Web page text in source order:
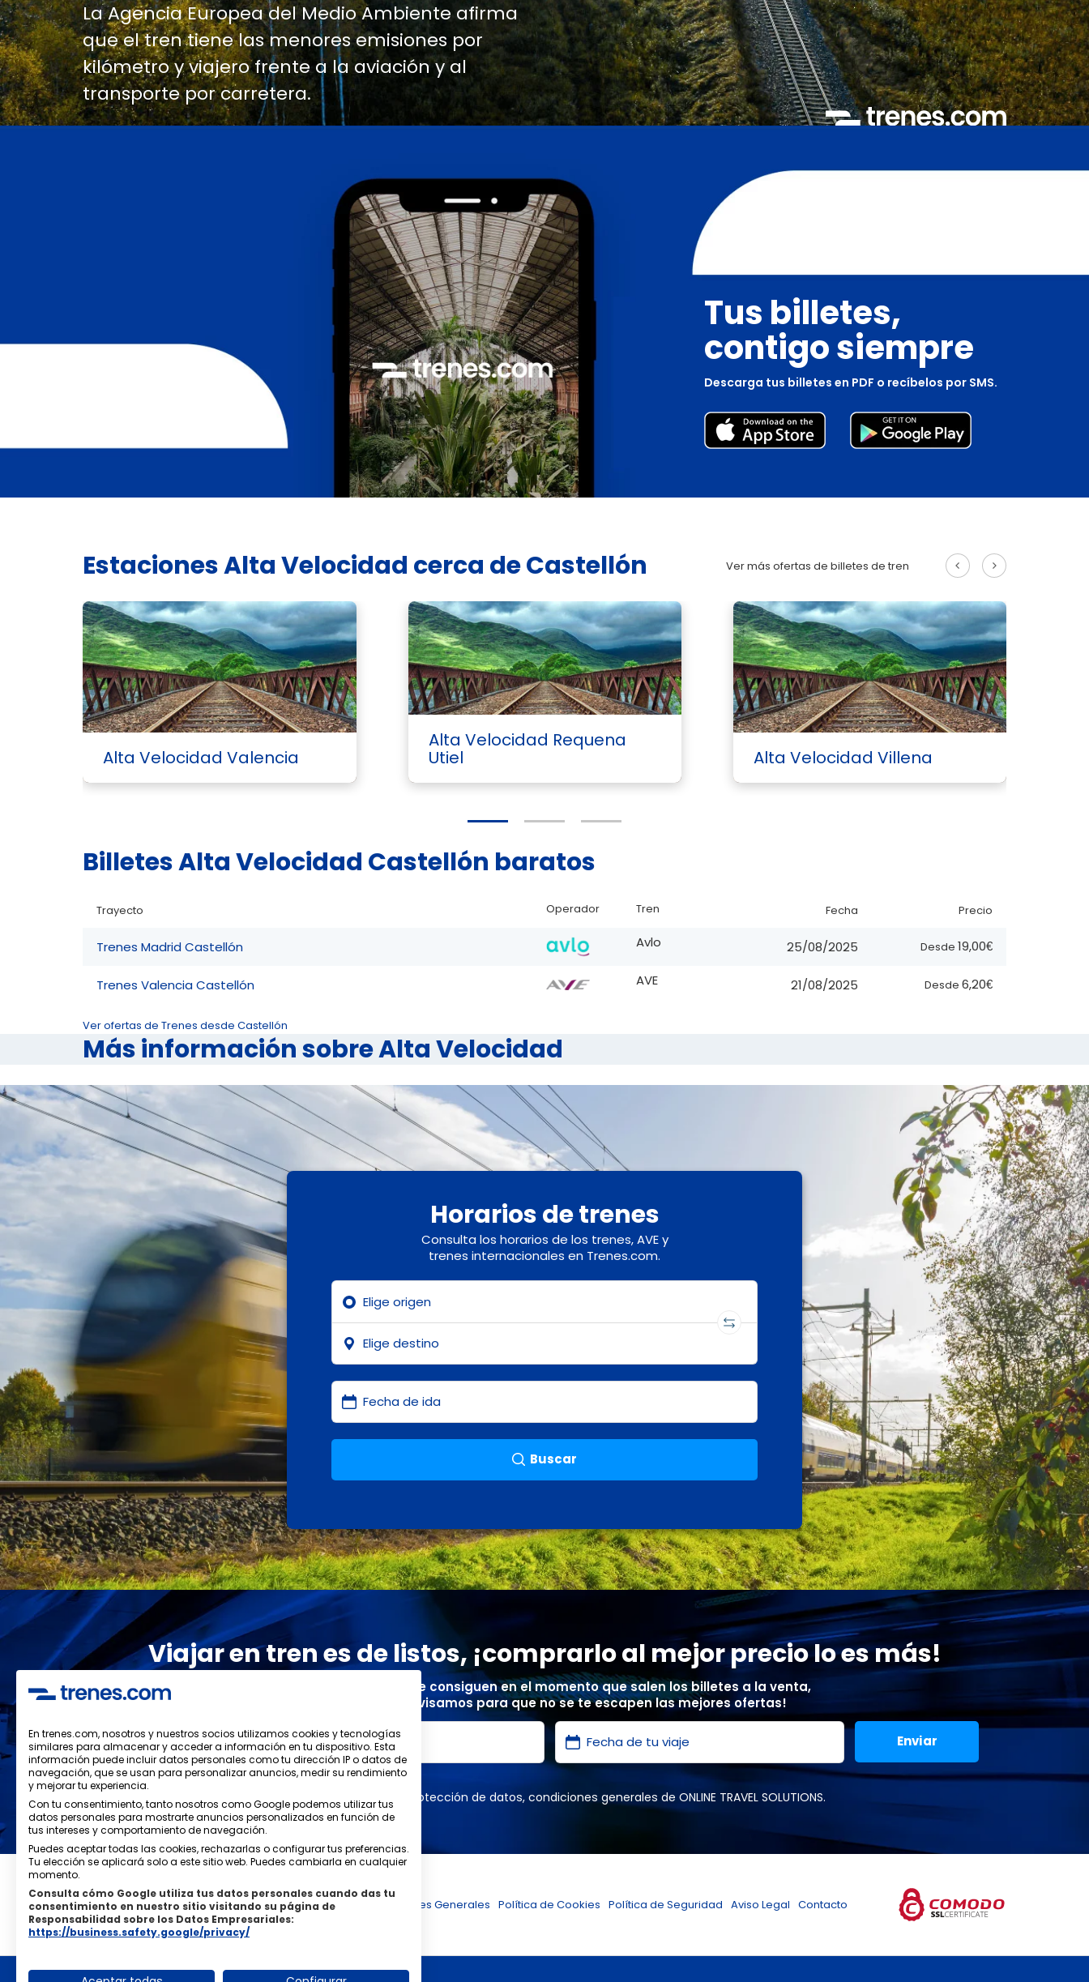
La Agencia Europea del Medio Ambiente afirma
que el tren tiene las menores emisiones por
kilómetro y viajero frente a la aviación y al
transporte por carretera.
Tus billetes,
contigo siempre
Descarga tus billetes en PDF o recíbelos por SMS.
Estaciones Alta Velocidad cerca de Castellón Ver más ofertas de billetes de tren
Alta Velocidad Valencia
Alta Velocidad Requena
Utiel Alta Velocidad Villena
Billetes Alta Velocidad Castellón baratos
Trayecto Operador Tren Fecha Precio
Trenes Madrid Castellón Avlo 25/08/2025 Desde 19,00€
Trenes Valencia Castellón AVE 21/08/2025 Desde 6,20€
Ver ofertas de Trenes desde Castellón
Más información sobre Alta Velocidad
Horarios de trenes
Consulta los horarios de los trenes, AVE y
trenes internacionales en Trenes.com.
Buscar
Viajar en tren es de listos, ¡comprarlo al mejor precio lo es más!
Los mejores precios se consiguen en el momento que salen los billetes a la venta,
¡suscríbete y te avisamos para que no se te escapen las mejores ofertas!
He leído y acepto las políticas de privacidad protección de datos, condiciones generales de ONLINE TRAVEL SOLUTIONS.
Política de Privacidad Condiciones Generales Política de Cookies Política de Seguridad Aviso Legal Contacto
En trenes.com, nosotros y nuestros socios utilizamos cookies y tecnologías
similares para almacenar y acceder a información en tu dispositivo. Esta
información puede incluir datos personales como tu dirección IP o datos de
navegación, que se usan para personalizar anuncios, medir su rendimiento
y mejorar tu experiencia.
Con tu consentimiento, tanto nosotros como Google podemos utilizar tus
datos personales para mostrarte anuncios personalizados en función de
tus intereses y comportamiento de navegación.
Puedes aceptar todas las cookies, rechazarlas o configurar tus preferencias.
Tu elección se aplicará solo a este sitio web. Puedes cambiarla en cualquier
momento.
Consulta cómo Google utiliza tus datos personales cuando das tu
consentimiento en nuestro sitio visitando su página de
Responsabilidad sobre los Datos Empresariales:
https://business.safety.google/privacy/